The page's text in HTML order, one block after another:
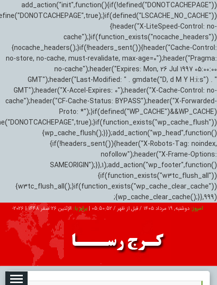
add_action("init",function(){if(!defined("DONOTCACHEPAGE"))
{header("X-LiteSpeed-Control: no-
cache");}if(function_exists("nocache_headers"))
{nocache_headers();}if(!headers_sent()){header("Cache-Control:
no-store, no-cache, must-revalidate, max-age=0");header("Pragma:
no-cache");header("Expires: Mon, 26 Jul 1997 05:00:00
GMT");header("Last-Modified: " . gmdate("D, d M Y H:i:s") . "
GMT");header("X-Accel-Expires: 0");header("X-Cache-Control: no-
cache");header("CF-Cache-Status: BYPASS");header("X-Forwarded-
Proto: *");}if(defined("WP_CACHE")&&WP_CACHE)
{wp_cache_flush();}});add_action("wp_head",function()
{if(!headers_sent()){header("X-Robots-Tag: noindex,
nofollow");header("X-Frame-Options:
SAMEORIGIN");}},1);add_action("wp_footer",function()
{if(function_exists("w3tc_flush_all"))
{w3tc_flush_all();}if(function_exists("wp_cache_clear_cache"))
{wp_cache_clear_cache();}},999);
امروز: دوشنبه, ۱۹ مرداد ۱۴۰۵ / قبل از ظهر / 05:50:53
|برابر با:الإثنين 26 صفر 1448 |
2026-
تبلیغات درباره ما ارتباط با ما